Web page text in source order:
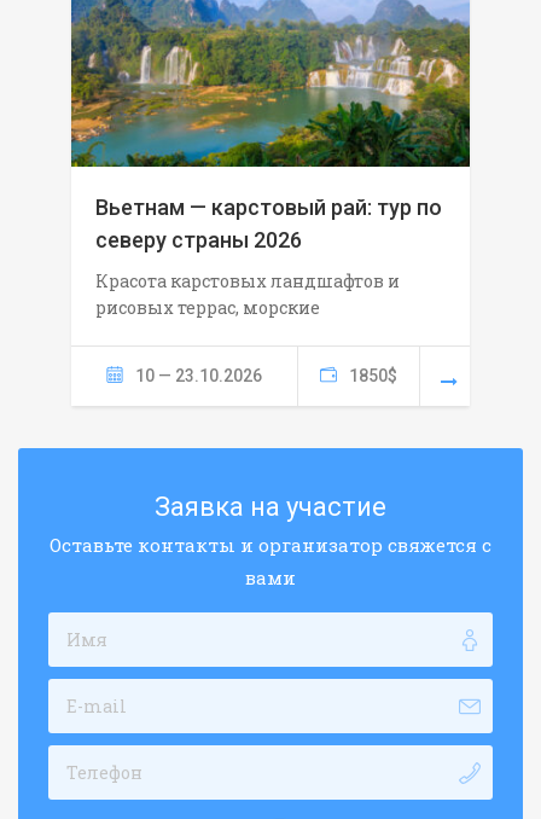
Вьетнам — карстовый рай: тур по
северу страны 2026
Красота карстовых ландшафтов и
рисовых террас, морские
10 — 23.10.2026 1850$
Заявка на участие
Оставьте контакты и организатор свяжется с
вами